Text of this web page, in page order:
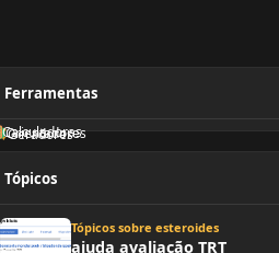
Ferramentas
Geradores
Orientadores
Calculadoras
Tópicos
Tópicos sobre esteroides
ajuda avaliação TRT